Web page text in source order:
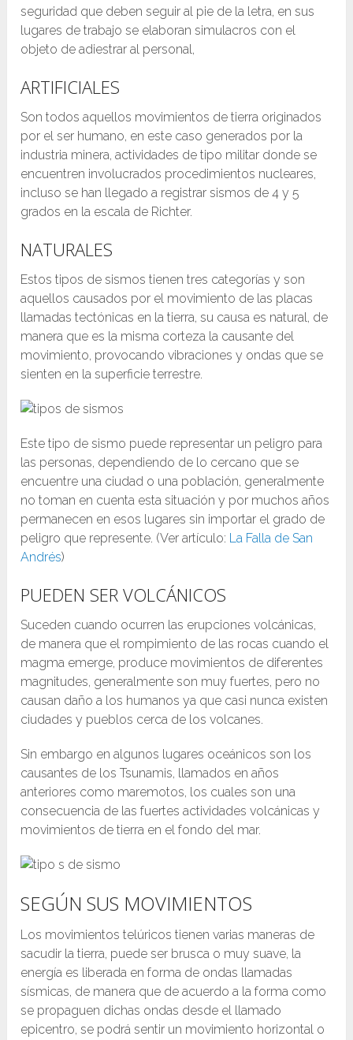
seguridad que deben seguir al pie de la letra, en sus
lugares de trabajo se elaboran simulacros con el
objeto de adiestrar al personal,
ARTIFICIALES
Son todos aquellos movimientos de tierra originados
por el ser humano, en este caso generados por la
industria minera, actividades de tipo militar donde se
encuentren involucrados procedimientos nucleares,
incluso se han llegado a registrar sismos de 4 y 5
grados en la escala de Richter.
NATURALES
Estos tipos de sismos tienen tres categorías y son
aquellos causados por el movimiento de las placas
llamadas tectónicas en la tierra, su causa es natural, de
manera que es la misma corteza la causante del
movimiento, provocando vibraciones y ondas que se
sienten en la superficie terrestre.
Este tipo de sismo puede representar un peligro para
las personas, dependiendo de lo cercano que se
encuentre una ciudad o una población, generalmente
no toman en cuenta esta situación y por muchos años
permanecen en esos lugares sin importar el grado de
peligro que represente. (Ver artículo: La Falla de San
Andrés)
PUEDEN SER VOLCÁNICOS
Suceden cuando ocurren las erupciones volcánicas,
de manera que el rompimiento de las rocas cuando el
magma emerge, produce movimientos de diferentes
magnitudes, generalmente son muy fuertes, pero no
causan daño a los humanos ya que casi nunca existen
ciudades y pueblos cerca de los volcanes.
Sin embargo en algunos lugares oceánicos son los
causantes de los Tsunamis, llamados en años
anteriores como maremotos, los cuales son una
consecuencia de las fuertes actividades volcánicas y
movimientos de tierra en el fondo del mar.
SEGÚN SUS MOVIMIENTOS
Los movimientos telúricos tienen varias maneras de
sacudir la tierra, puede ser brusca o muy suave, la
energía es liberada en forma de ondas llamadas
sísmicas, de manera que de acuerdo a la forma como
se propaguen dichas ondas desde el llamado
epicentro, se podrá sentir un movimiento horizontal o